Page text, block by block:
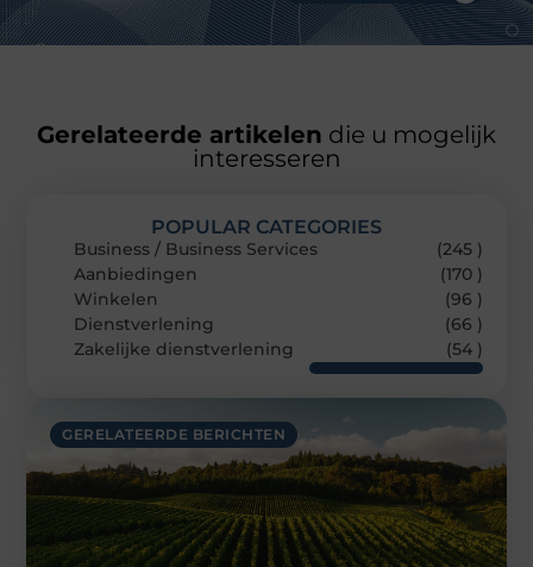
Gerelateerde artikelen die u mogelijk
interesseren
GERELATEERDE BERICHTEN
POPULAR CATEGORIES
Business / Business Services
(245 )
Aanbiedingen
(170 )
Winkelen
(96 )
Dienstverlening
(66 )
Zakelijke dienstverlening
(54 )